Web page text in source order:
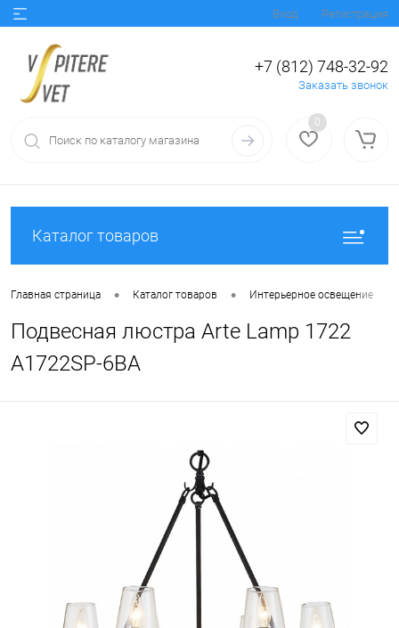
Вход Регистрация
+7 (812) 748-32-92
Заказать звонок
0
Каталог товаров
Главная страница • Каталог товаров • Интерьерное освещение
Подвесная люстра Arte Lamp 1722
A1722SP-6BA